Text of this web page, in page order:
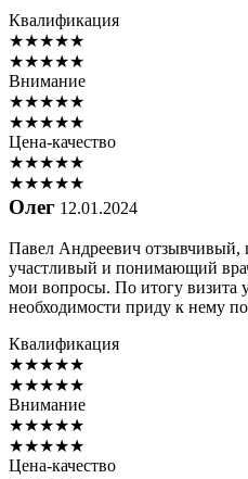
Квалификация
★★★★★
★★★★★
Внимание
★★★★★
★★★★★
Цена-качество
★★★★★
★★★★★
Олег 12.01.2024
Павел Андреевич отзывчивый,
участливый и понимающий
мои вопросы. По итогу визита
необходимости приду к нему
Квалификация
★★★★★
★★★★★
Внимание
★★★★★
★★★★★
Цена-качество